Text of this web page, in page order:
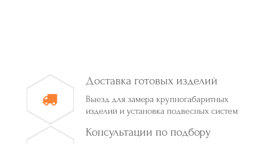
Доставка готовых изделий
Выезд для замера крупногабаритных
изделий и установка подвесных систем
Консультации по подбору